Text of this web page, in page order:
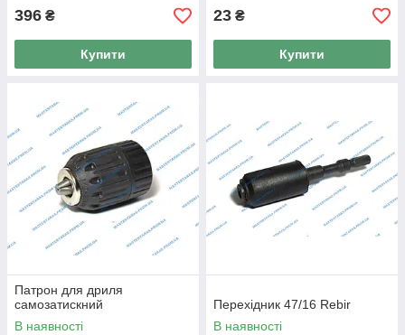
396 ₴
Купити
23 ₴
Купити
Патрон для дриля
самозатискний
В наявності
Перехідник 47/16 Rebir
В наявності